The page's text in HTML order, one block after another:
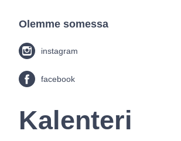
Olemme somessa
instagram
facebook
Kalenteri